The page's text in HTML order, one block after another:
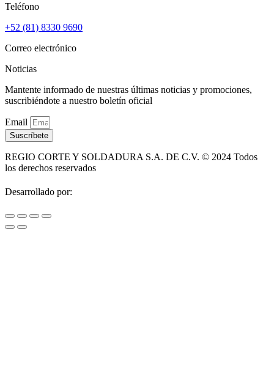
Teléfono
+52 (81) 8330 9690
Correo electrónico
Noticias
Mantente informado de nuestras últimas noticias y promociones,
suscribiéndote a nuestro boletín oficial
Email
Suscríbete
REGIO CORTE Y SOLDADURA S.A. DE C.V. © 2024 Todos
los derechos reservados
Desarrollado por: